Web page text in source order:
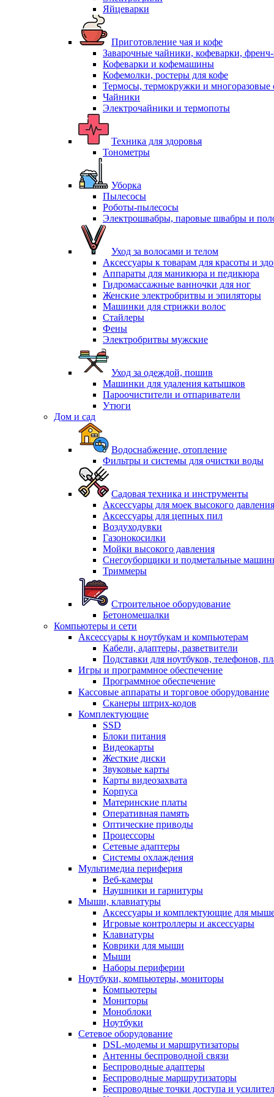
Яйцеварки
Приготовление чая и кофе
Заварочные чайники, кофеварки,
Кофеварки и кофемашины
Кофемолки, ростеры для кофе
Термосы, термокружки и многоразовые
Чайники
Электрочайники и термопоты
Техника для здоровья
Тонометры
Уборка
Пылесосы
Роботы-пылесосы
Электрошвабры, паровые швабры и
Уход за волосами и телом
Аксессуары к товарам для красоты и
Аппараты для маникюра и педикюра
Гидромассажные ванночки для ног
Женские электробритвы и эпиляторы
Машинки для стрижки волос
Стайлеры
Фены
Электробритвы мужские
Уход за одеждой, пошив
Машинки для удаления катышков
Пароочистители и отпариватели
Утюги
Дом и сад
Водоснабжение, отопление
Фильтры и системы для очистки воды
Садовая техника и инструменты
Аксессуары для моек высокого давления
Аксессуары для цепных пил
Воздуходувки
Газонокосилки
Мойки высокого давления
Снегоуборщики и подметальные
Триммеры
Строительное оборудование
Бетономешалки
Компьютеры и сети
Аксессуары к ноутбукам и компьютерам
Кабели, адаптеры, разветвители
Подставки для ноутбуков, телефонов,
Игры и программное обеспечение
Программное обеспечение
Кассовые аппараты и торговое оборудование
Сканеры штрих-кодов
Комплектующие
SSD
Блоки питания
Видеокарты
Жесткие диски
Звуковые карты
Карты видеозахвата
Корпуса
Материнские платы
Оперативная память
Оптические приводы
Процессоры
Сетевые адаптеры
Системы охлаждения
Мультимедиа периферия
Веб-камеры
Наушники и гарнитуры
Мыши, клавиатуры
Аксессуары и комплектующие для
Игровые контроллеры и аксессуары
Клавиатуры
Коврики для мыши
Мыши
Наборы периферии
Ноутбуки, компьютеры, мониторы
Компьютеры
Мониторы
Моноблоки
Ноутбуки
Сетевое оборудование
DSL-модемы и маршрутизаторы
Антенны беспроводной связи
Беспроводные адаптеры
Беспроводные маршрутизаторы
Беспроводные точки доступа и